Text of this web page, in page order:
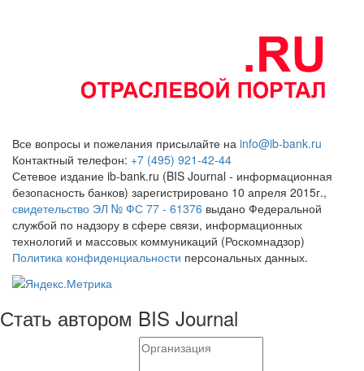
Все вопросы и пожелания присылайте на info@ib-bank.ru
Контактный телефон: +7 (495) 921-42-44
Сетевое издание ib-bank.ru (BIS Journal - информационная
безопасность банков) зарегистрировано 10 апреля 2015г.,
свидетельство ЭЛ № ФС 77 - 61376 выдано Федеральной
службой по надзору в сфере связи, информационных
технологий и массовых коммуникаций (Роскомнадзор)
Политика конфиденциальности персональных данных.
Стать автором BIS Journal